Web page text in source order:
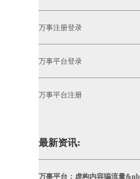
万事注册登录
万事平台登录
万事平台注册
最新资讯:
万事平台：虚构内容骗流量&nb